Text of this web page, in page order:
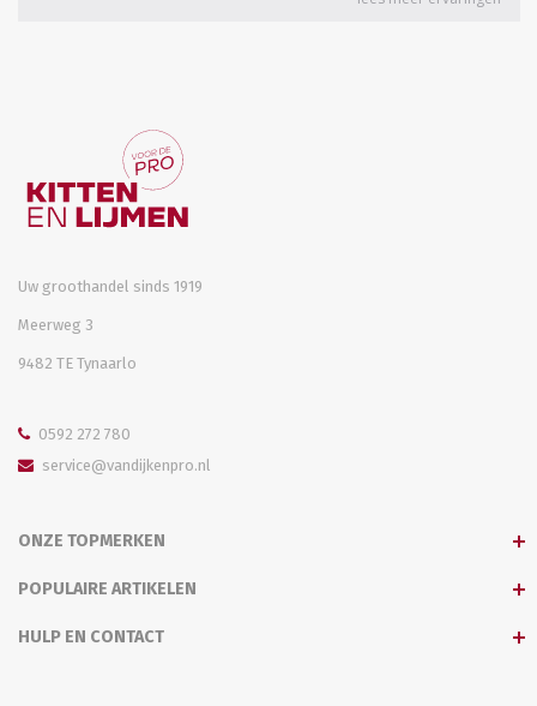
Uw groothandel sinds 1919
Meerweg 3
9482 TE Tynaarlo
0592 272 780
service@vandijkenpro.nl
ONZE TOPMERKEN
POPULAIRE ARTIKELEN
HULP EN CONTACT